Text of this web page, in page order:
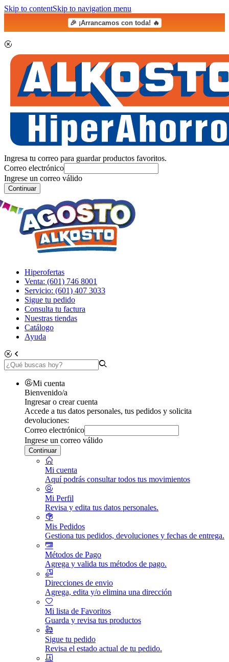
Skip to contentSkip to navigation menu
🎉 ¡Arrancamos con toda! 🔥
Ingresa tu correo para guardar productos favoritos.
Correo electrónico
Ingrese un correo válido
Continuar
Hiperofertas
Venta: (601) 746 8001
Servicio: (601) 407 3033
Sigue tu pedido
Consulta tu factura
Nuestras tiendas
Catálogo
Ayuda
Mi cuenta
Bienvenido/a
Ingresar o crear cuenta
Accede a tus datos personales, tus pedidos y solicita
devoluciones:
Correo electrónico
Ingrese un correo válido
Continuar
Mi cuenta
Aquí podrás consultar todos tus movimientos
Mi Perfil
Revisa y edita tus datos personales.
Mis Pedidos
Gestiona tus pedidos, devoluciones y fechas de entrega.
Métodos de Pago
Agrega y valida tus métodos de pago.
Direcciones de envio
Agrega, edita y/o elimina una dirección
Mi lista de Favoritos
Guarda y revisa tus productos
Sigue tu pedido
Revisa el estado actual de tu pedido.